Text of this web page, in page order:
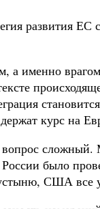
развития
а именно
курс на
России было
США все